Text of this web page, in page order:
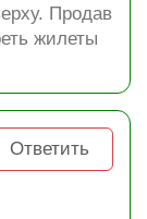
Продав
жилеты
Ответить